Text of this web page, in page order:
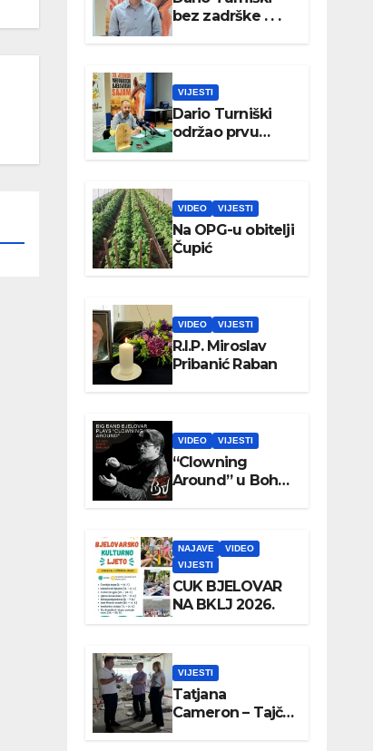
bez zadrške . . .
VIJESTI
Dario Turniški
održao prvu
konferenciju za
VIDEO VIJESTI
Na OPG-u obitelji
Čupić
VIDEO VIJESTI
R.I.P. Miroslav
Pribanić Raban
VIDEO VIJESTI
“Clowning
Around” u Boho
parku
NAJAVE
VIDEO
VIJESTI
CUK BJELOVAR
NA BKLJ 2026.
VIJESTI
Tatjana
Cameron – Tajči
posjetila